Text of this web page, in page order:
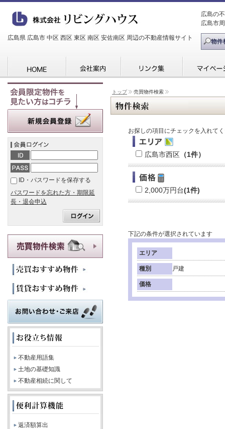
広島県 広島市 中区 西区 東区 南区 安佐南区 周辺の不動産情報サイト
広島の
広島市
トップ 売買物件検索
お探しの項目にチェックを入れて
広島市西区 （1件）
2,000万円台(1件)
下記の条件が選択されています
エリア
種別 戸建
価格
ID・パスワードを保存する
パスワードを忘れた方・期限延
長・退会申込
不動産用語集
土地の基礎知識
不動産相続に関して
返済額算出